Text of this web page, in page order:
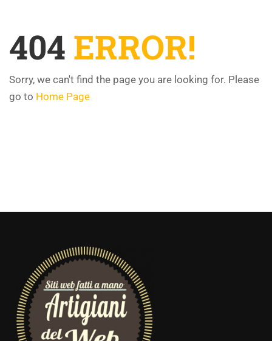
404 ERROR!
Sorry, we can't find the page you are looking for. Please
go to Home Page